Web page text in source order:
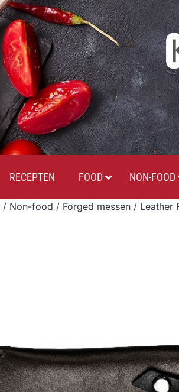
RECEPTEN FOOD NON-FOOD
/ Non-food / Forged messen / Leather